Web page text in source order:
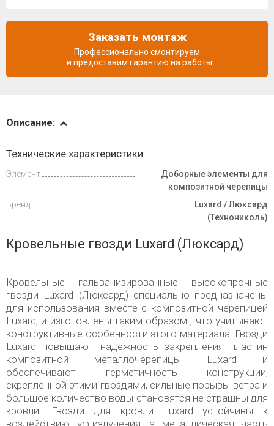
и оплата
Описание:
Технические характеристики
Элемент
Доборные элементы для
композитной черепицы
Бренд
Luxard / Люксард
(Технониколь)
Кровельные гвозди Luxard (Люксард)
Кровельные гальванизированные высокопрочные
гвозди Luxard (Люксард) специально предназначены
для использования вместе с композитной черепицей
Luxard, и изготовлены таким образом , что учитывают
конструктивные особенности этого материала. Гвозди
Luxard повышают надежность закрепления пластин
композитной металлочерепицы Luxard и
обеспечивают герметичность конструкции,
скрепленной этими гвоздями, сильные порывы ветра и
большое количество воды становятся не страшны для
кровли. Гвозди для кровли Luxard устойчивы к
воздействию уф-излучения, а металлическая часть
Заказать монтаж
Профессионально смонтируем
и предоставим гарантию на работы